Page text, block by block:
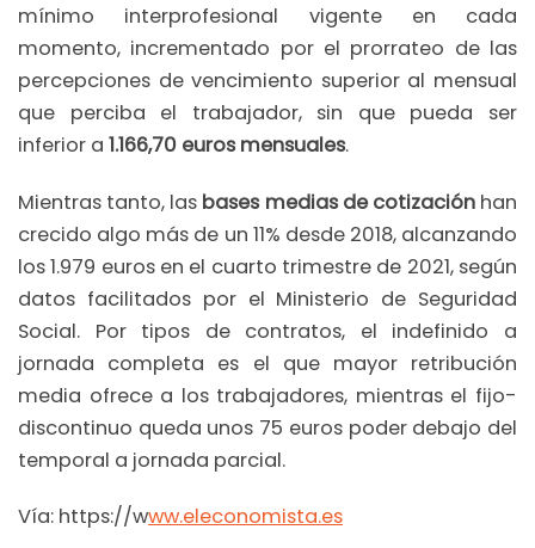
mínimo interprofesional vigente en cada
momento, incrementado por el prorrateo de las
percepciones de vencimiento superior al mensual
que perciba el trabajador, sin que pueda ser
inferior a 1.166,70 euros mensuales.
Mientras tanto, las bases medias de cotizaciónhan
crecido algo más de un 11% desde 2018, alcanzando
los 1.979 euros en el cuarto trimestre de 2021, según
datos facilitados por el Ministerio de Seguridad
Social. Por tipos de contratos, el indefinido a
jornada completa es el que mayor retribución
media ofrece a los trabajadores, mientras el fijo-
discontinuo queda unos 75 euros poder debajo del
temporal a jornada parcial.
Vía: https://www.eleconomista.es